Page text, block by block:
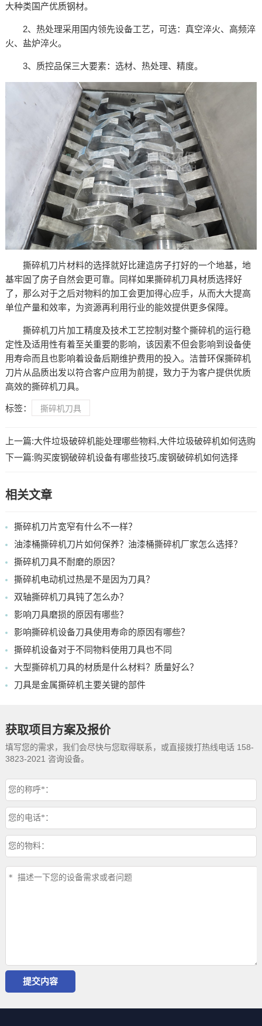
大种类国产优质钢材。
2、热处理采用国内领先设备工艺，可选：真空淬火、高频淬
火、盐炉淬火。
3、质控品保三大要素：选材、热处理、精度。
撕碎机刀片材料的选择就好比建造房子打好的一个地基，地
基牢固了房子自然会更可靠。同样如果撕碎机刀具材质选择好
了，那么对于之后对物料的加工会更加得心应手，从而大大提高
单位产量和效率，为资源再利用行业的能效提供更多保障。
撕碎机刀片加工精度及技术工艺控制对整个撕碎机的运行稳
定性及适用性有着至关重要的影响，该因素不但会影响到设备使
用寿命而且也影响着设备后期维护费用的投入。洁普环保撕碎机
刀片从品质出发以符合客户应用为前提，致力于为客户提供优质
高效的撕碎机刀具。
标签： 撕碎机刀具
上一篇:大件垃圾破碎机能处理哪些物料,大件垃圾破碎机如何选购
下一篇:购买废钢破碎机设备有哪些技巧,废钢破碎机如何选择
相关文章
撕碎机刀片宽窄有什么不一样？
油漆桶撕碎机刀片如何保养？油漆桶撕碎机厂家怎么选择？
撕碎机刀具不耐磨的原因？
撕碎机电动机过热是不是因为刀具？
双轴撕碎机刀具钝了怎么办？
影响刀具磨损的原因有哪些？
影响撕碎机设备刀具使用寿命的原因有哪些？
撕碎机设备对于不同物料使用刀具也不同
大型撕碎机刀具的材质是什么材料？质量好么？
刀具是金属撕碎机主要关键的部件
获取项目方案及报价
填写您的需求，我们会尽快与您取得联系，或直接拨打热线电话 158-
3823-2021 咨询设备。